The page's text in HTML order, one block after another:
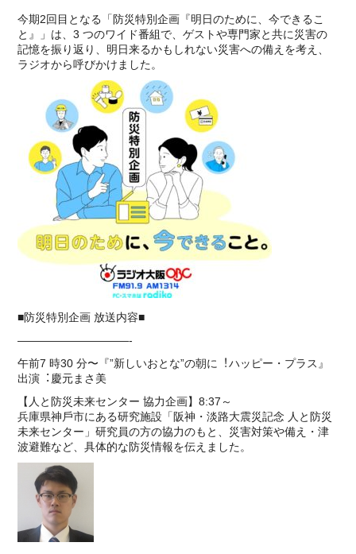
今期2回目となる「防災特別企画『明日のために、今できるこ
と』」は、3 つのワイド番組で、ゲストや専⾨家と共に災害の
記憶を振り返り、明⽇来るかもしれない災害への備えを考え、
ラジオから呼びかけました。
■防災特別企画 放送内容■
——————————-
午前7 時30 分〜『”新しいおとな”の朝に︕ハッピー・プラス』
出演︓慶元まさ美
【⼈と防災未来センター 協⼒企画】8:37～
兵庫県神⼾市にある研究施設「阪神・淡路⼤震災記念 ⼈と防災
未来センター」研究員の⽅の協⼒のもと、災害対策や備え・津
波避難など、具体的な防災情報を伝えました。